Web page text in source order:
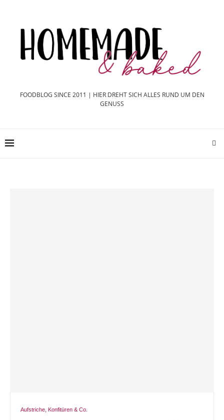
FOODBLOG SINCE 2011 | HIER DREHT SICH ALLES RUND UM DEN
GENUSS
Aufstriche, Konfitüren & Co.